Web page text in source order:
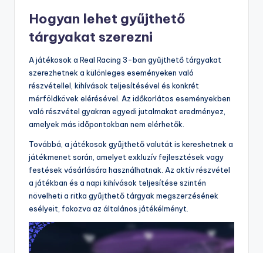
Hogyan lehet gyűjthető
tárgyakat szerezni
A játékosok a Real Racing 3-ban gyűjthető tárgyakat
szerezhetnek a különleges eseményeken való
részvétellel, kihívások teljesítésével és konkrét
mérföldkövek elérésével. Az időkorlátos eseményekben
való részvétel gyakran egyedi jutalmakat eredményez,
amelyek más időpontokban nem elérhetők.
Továbbá, a játékosok gyűjthető valutát is kereshetnek a
játékmenet során, amelyet exkluzív fejlesztések vagy
festések vásárlására használhatnak. Az aktív részvétel
a játékban és a napi kihívások teljesítése szintén
növelheti a ritka gyűjthető tárgyak megszerzésének
esélyeit, fokozva az általános játékélményt.